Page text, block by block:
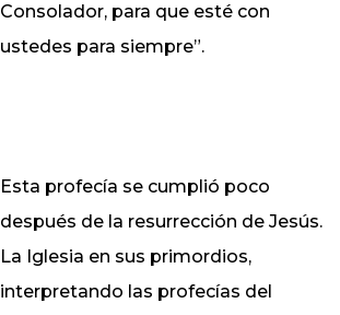
Consolador, para que esté con
ustedes para siempre”.
Esta profecía se cumplió poco
después de la resurrección de Jesús.
La Iglesia en sus primordios,
interpretando las profecías del